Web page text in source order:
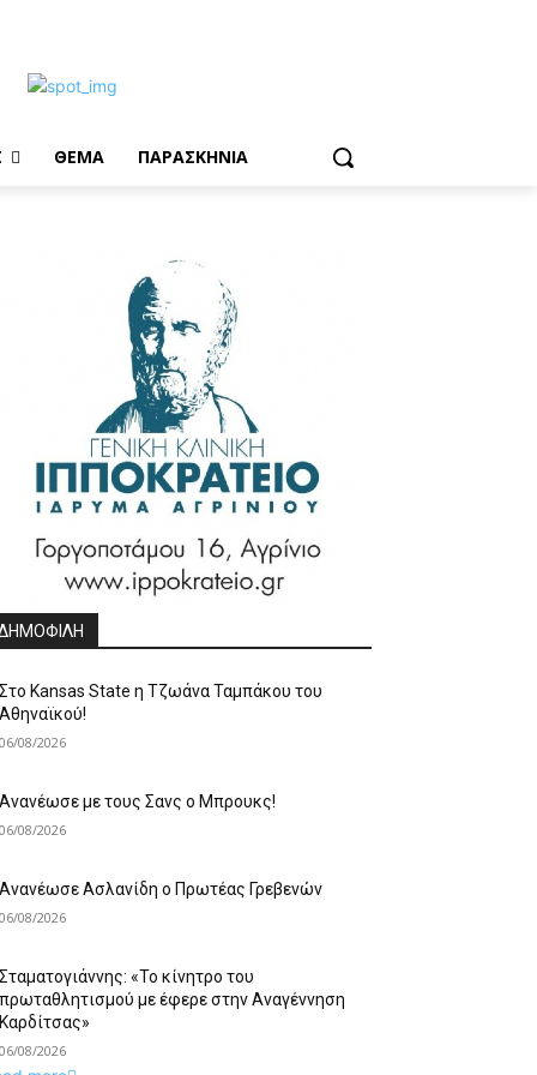
ΘΕΜΑ ΠΑΡΑΣΚΗΝΙΑ
Στο Kansas State η Τζωάνα Ταμπάκου του
Αθηναϊκού!
06/08/2026
Ανανέωσε με τους Σανς ο Μπρουκς!
06/08/2026
Ανανέωσε Ασλανίδη ο Πρωτέας Γρεβενών
06/08/2026
Σταματογιάννης: «Το κίνητρο του
πρωταθλητισμού με έφερε στην Αναγέννηση
Καρδίτσας»
06/08/2026